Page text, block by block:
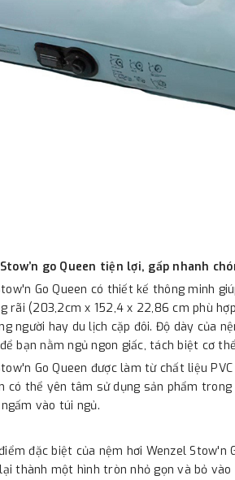
go Queen tiện lợi, gấp nhanh
Go Queen có thiết kế thông minh
rãi (203,2cm x 152,4 x 22,86 cm phù
người hay du lịch cặp đôi. Độ dày của
bạn nằm ngủ ngon giấc, tách biệt cơ
Go Queen được làm từ chất liệu
có thể yên tâm sử dụng sản phẩm
vào túi ngủ.
đặc biệt của nệm hơi Wenzel Stow'n
thành một hình tròn nhỏ gọn và bỏ